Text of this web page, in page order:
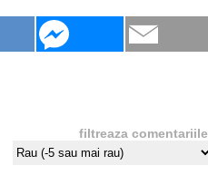
filtreaza comentariile